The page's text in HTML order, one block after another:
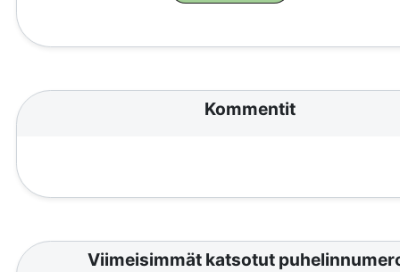
Kommentit
Viimeisimmät katsotut